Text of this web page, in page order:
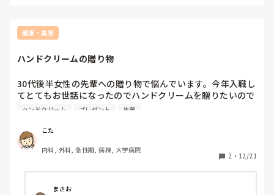
健康・美容
ハンドクリームの贈り物
30代後半女性の先輩への贈り物で悩んでいます。今年入職し
てとてもお世話になったのでハンドクリームを贈りたいので
すが(物は既に用意しています)、キールズとローラメルシエ
うなのでキールズは効能的にはピッタリなのですが見た目が
地味、、。ローラメルシエは香りもよくて見た目(ラッピン
グ含め)も可愛らしい、、。30代後半の手荒れに悩んでいる
先輩だったら見た目ではなく効能にこだわって渡すべきでし
ょうか？どちらか一つは別の病院で働いている同級生のクリ
スマスプレゼントにしようと思っています。
ハンドクリーム プレゼント 先輩
こた
内科, 外科, 急性期, 病棟, 大学病院
2 ・ 12/21
まさお